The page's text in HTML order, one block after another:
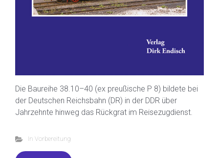
Die Baureihe 38.10–40 (ex preußische P 8) bildete bei
der Deutschen Reichsbahn (DR) in der DDR über
Jahrzehnte hinweg das Rückgrat im Reisezugdienst.
In Vorbereitung